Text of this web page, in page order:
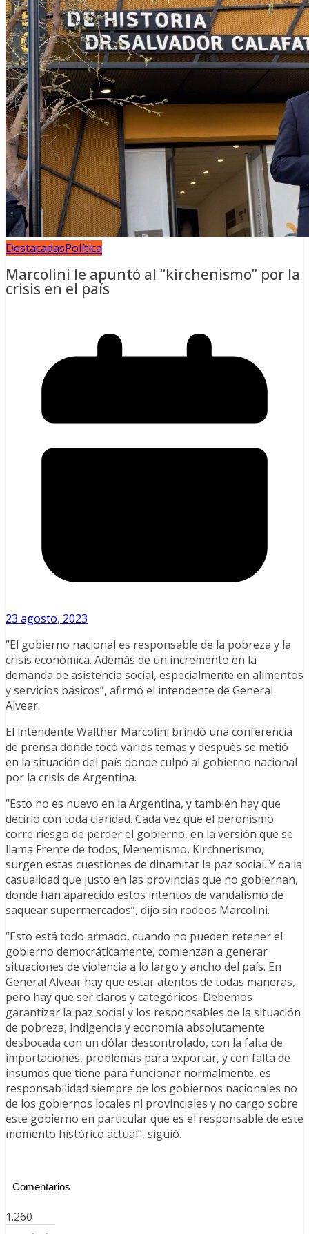
DestacadasPolítica
Marcolini le apuntó al “kirchenismo” por la
crisis en el país
23 agosto, 2023
“El gobierno nacional es responsable de la pobreza y la
crisis económica. Además de un incremento en la
demanda de asistencia social, especialmente en alimentos
y servicios básicos”, afirmó el intendente de General
Alvear.
El intendente Walther Marcolini brindó una conferencia
de prensa donde tocó varios temas y después se metió
en la situación del país donde culpó al gobierno nacional
por la crisis de Argentina.
“Esto no es nuevo en la Argentina, y también hay que
decirlo con toda claridad. Cada vez que el peronismo
corre riesgo de perder el gobierno, en la versión que se
llama Frente de todos, Menemismo, Kirchnerismo,
surgen estas cuestiones de dinamitar la paz social. Y da la
casualidad que justo en las provincias que no gobiernan,
donde han aparecido estos intentos de vandalismo de
saquear supermercados”, dijo sin rodeos Marcolini.
“Esto está todo armado, cuando no pueden retener el
gobierno democráticamente, comienzan a generar
situaciones de violencia a lo largo y ancho del país. En
General Alvear hay que estar atentos de todas maneras,
pero hay que ser claros y categóricos. Debemos
garantizar la paz social y los responsables de la situación
de pobreza, indigencia y economía absolutamente
desbocada con un dólar descontrolado, con la falta de
importaciones, problemas para exportar, y con falta de
insumos que tiene para funcionar normalmente, es
responsabilidad siempre de los gobiernos nacionales no
de los gobiernos locales ni provinciales y no cargo sobre
este gobierno en particular que es el responsable de este
momento histórico actual”, siguió.
Comentarios
1.260